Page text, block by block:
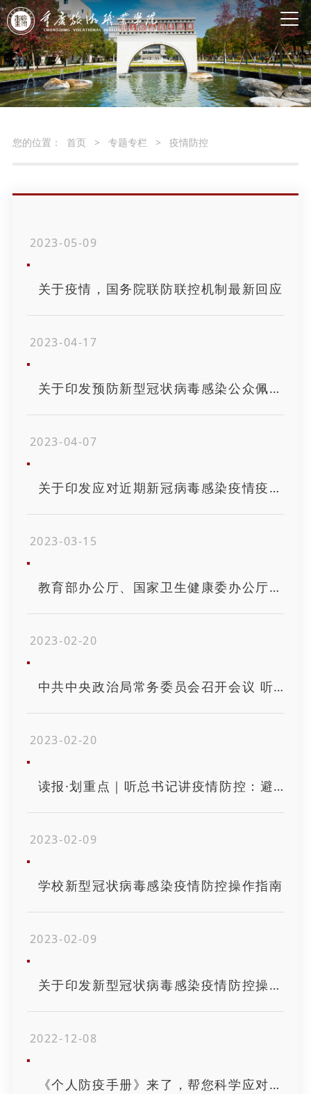
您的位置： 首页 > 专题专栏 > 疫情防控
2023-05-09
关于疫情，国务院联防联控机制最新回应
2023-04-17
关于印发预防新型冠状病毒感染公众佩戴口罩指引（2023年4月版）的通知
2023-04-07
关于印发应对近期新冠病毒感染疫情疫苗接种工作方案的通知
2023-03-15
教育部办公厅、国家卫生健康委办公厅、国家疾病预防控制局综合司关于印发高等学校、 中小学校和托幼机构新型冠..
2023-02-20
中共中央政治局常务委员会召开会议 听取近期新冠疫情防控工作情况汇报
2023-02-20
读报·划重点｜听总书记讲疫情防控：避免· 走出· 常态化
2023-02-09
学校新型冠状病毒感染疫情防控操作指南
2023-02-09
关于印发新型冠状病毒感染疫情防控操作指南的通知
2022-12-08
《个人防疫手册》来了，帮您科学应对疫情